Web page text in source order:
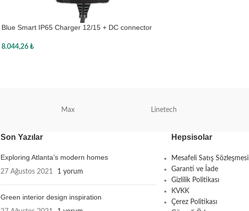
Blue Smart IP65 Charger 12/15 + DC connector
8.044,26 ₺
Max Linetech
Son Yazılar
Exploring Atlanta’s modern homes
27 Ağustos 2021 1 yorum
Green interior design inspiration
Hepsisolar
Mesafeli Satış Sözleşmesi
Garanti ve İade
Gizlilik Politikası
KVKK
Çerez Politikası